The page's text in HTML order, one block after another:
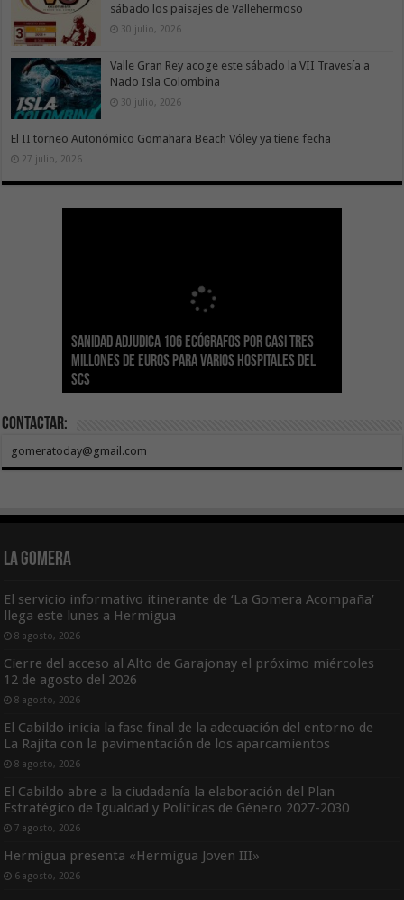
sábado los paisajes de Vallehermoso
30 julio, 2026
Valle Gran Rey acoge este sábado la VII Travesía a
Nado Isla Colombina
30 julio, 2026
El II torneo Autonómico Gomahara Beach Vóley ya tiene fecha
27 julio, 2026
Sanidad adjudica 106 ecógrafos por casi tres
millones de euros para varios hospitales del
SCS
Gesplan logra la máxima puntuación en el
Índice de Transparencia de Canarias por cuarto
año consecutivo
El Gobierno canario concede ayudas del
POSEICAN-Pesca al sector por valor de 7,09 M€
tras aumentar las cuantías
Transición Ecológica coordina con Ashotel su
adhesión a la Red de Refugios Climáticos de
Canarias
Visocan incorpora 170 pisos a su parque de
vivienda protegida en régimen de alquiler
asequible de Tenerife
Sanidad refuerza la capacidad diagnóstica de
los centros de salud con el impulso de la
ecografía clínica
Contactar:
gomeratoday@gmail.com
La Gomera
El servicio informativo itinerante de ‘La Gomera Acompaña’
llega este lunes a Hermigua
8 agosto, 2026
Cierre del acceso al Alto de Garajonay el próximo miércoles
12 de agosto del 2026
8 agosto, 2026
El Cabildo inicia la fase final de la adecuación del entorno de
La Rajita con la pavimentación de los aparcamientos
8 agosto, 2026
El Cabildo abre a la ciudadanía la elaboración del Plan
Estratégico de Igualdad y Políticas de Género 2027-2030
7 agosto, 2026
Hermigua presenta «Hermigua Joven III»
6 agosto, 2026